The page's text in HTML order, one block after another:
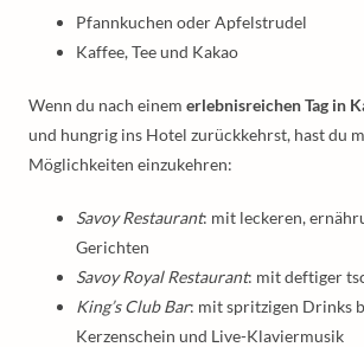
Pfannkuchen oder Apfelstrudel
Kaffee, Tee und Kakao
Wenn du nach einem erlebnisreichen Tag in
und hungrig ins Hotel zurückkehrst, hast du
Möglichkeiten einzukehren:
Savoy Restaurant: mit leckeren,
Gerichten
Savoy Royal Restaurant: mit deftiger
King’s Club Bar: mit spritzigen Drinks
Kerzenschein und Live-Klaviermusik